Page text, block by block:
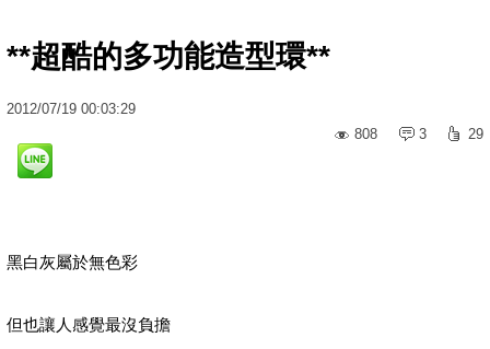
**超酷的多功能造型環**
2012/07/19 00:03:29
808
3 29
黑白灰屬於無色彩
但也讓人感覺最沒負擔